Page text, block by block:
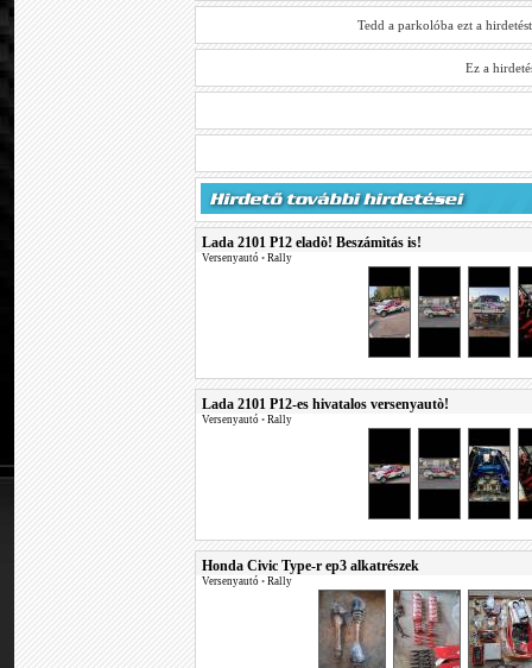
Tedd a parkolóba ezt a
Ez a
Lada 2101 P12 eladò! Beszámìtás is!
Versenyautó • Rally
Lada 2101 P12-es hivatalos versenyautò!
Versenyautó • Rally
Honda Civic Type-r ep3 alkatrészek
Versenyautó • Rally